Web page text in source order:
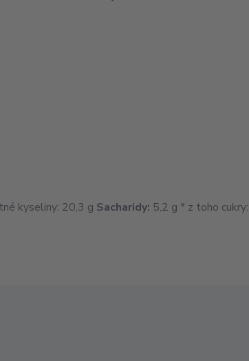
kyseliny: 20,3 g Sacharidy: 5,2 g * z toho